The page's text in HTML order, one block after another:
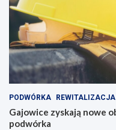
PODWÓRKA REWITALIZACJA
Gajowice zyskają nowe
podwórka